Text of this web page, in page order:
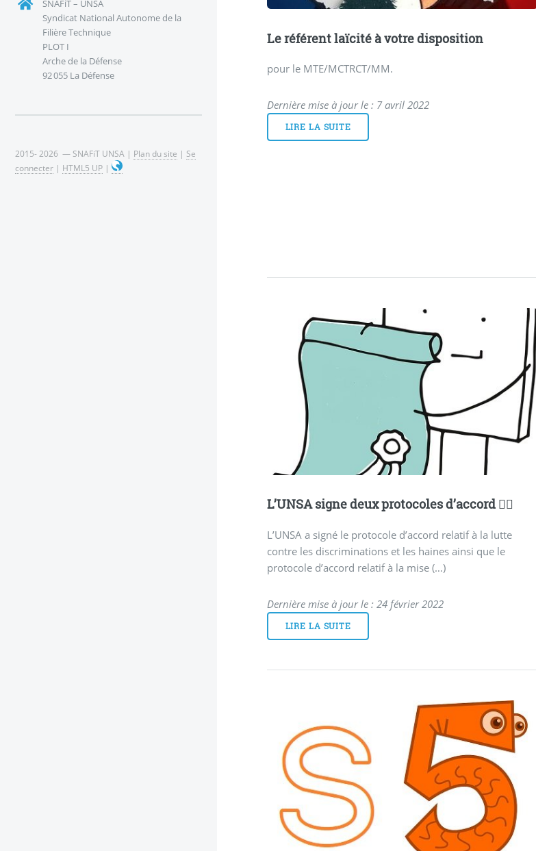
Le référent laïcité à votre disposition
pour le MTE/MCTRCT/MM.
Dernière mise à jour le : 7 avril 2022
LIRE LA SUITE
L’UNSA signe deux protocoles d’accord ✍🏽
L’UNSA a signé le protocole d’accord relatif à la lutte
contre les discriminations et les haines ainsi que le
protocole d’accord relatif à la mise (…)
Dernière mise à jour le : 24 février 2022
LIRE LA SUITE
SNAFiT – UNSA
Syndicat National Autonome de la
Filière Technique
PLOT I
Arche de la Défense
92 055 La Défense
2015- 2026 — SNAFiT UNSA | Plan du site | Se
connecter | HTML5 UP |